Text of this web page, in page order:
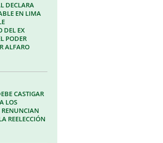
DECLARA
EN LIMA
DEL EX
PODER
ALFARO
CASTIGAR
LOS
REELECCIÓN